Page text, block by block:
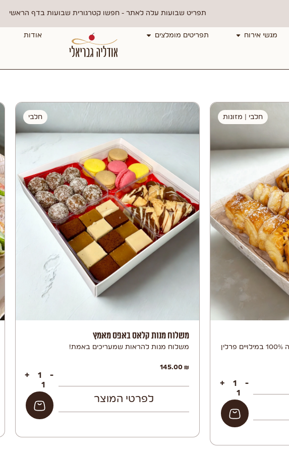
תפריט שבועות עלה לאתר - חפשו קטרגורית שבועות בדף הראשי
מגשי אירוח תפריטים מומלצים אודות
חלבי מזונות
במגש מאפי בוקר אישיים מחמאה 100% במילויים פרלין
-
+
הוספה לסל
חלבי
משלוח מנות קלאס באפס מאמץ
משלוח מנות להראות שמעריכים באמת!
145.00₪
לפרטי המוצר
-
+
הוספה לסל